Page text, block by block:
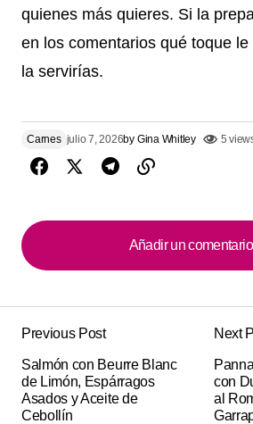
quienes más quieres. Si la
en los comentarios qué toque
la servirías.
Carnes julio 7, 2026by Gina Whitley 5
Añadir un comentario
Añadir un comentario
publicada. Los campos
marcados con*
Previous Post
Salmón con Beurre Blanc
de Limón, Espárragos
Asados y Aceite de
Cebollín
Next
con
al